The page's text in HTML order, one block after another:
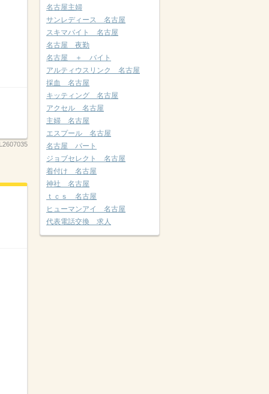
L2607035
名古屋主婦
サンレディース 名古屋
スキマバイト 名古屋
名古屋 夜勤
名古屋 ＋ バイト
アルティウスリンク 名古屋
採血 名古屋
キッティング 名古屋
アクセル 名古屋
主婦 名古屋
エスプール 名古屋
名古屋 パート
ジョブセレクト 名古屋
着付け 名古屋
神社 名古屋
ｔｃｓ 名古屋
ヒューマンアイ 名古屋
代表電話交換 求人